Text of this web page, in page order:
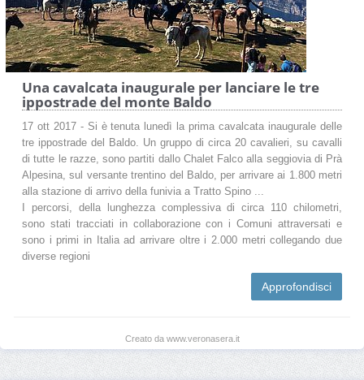
Una cavalcata inaugurale per lanciare le tre
ippostrade del monte Baldo
17 ott 2017 - Si è tenuta lunedì la prima cavalcata inaugurale delle
tre ippostrade del Baldo. Un gruppo di circa 20 cavalieri, su cavalli
di tutte le razze, sono partiti dallo Chalet Falco alla seggiovia di Prà
Alpesina, sul versante trentino del Baldo, per arrivare ai 1.800 metri
alla stazione di arrivo della funivia a Tratto Spino ...
I percorsi, della lunghezza complessiva di circa 110 chilometri,
sono stati tracciati in collaborazione con i Comuni attraversati e
sono i primi in Italia ad arrivare oltre i 2.000 metri collegando due
diverse regioni
Approfondisci
Creato da www.veronasera.it